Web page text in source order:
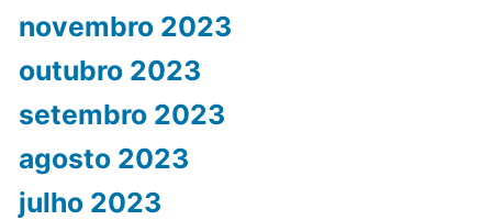
novembro 2023
outubro 2023
setembro 2023
agosto 2023
julho 2023